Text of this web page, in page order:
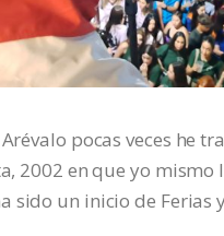
pocas veces he
2002 en que yo
un inicio de Ferias